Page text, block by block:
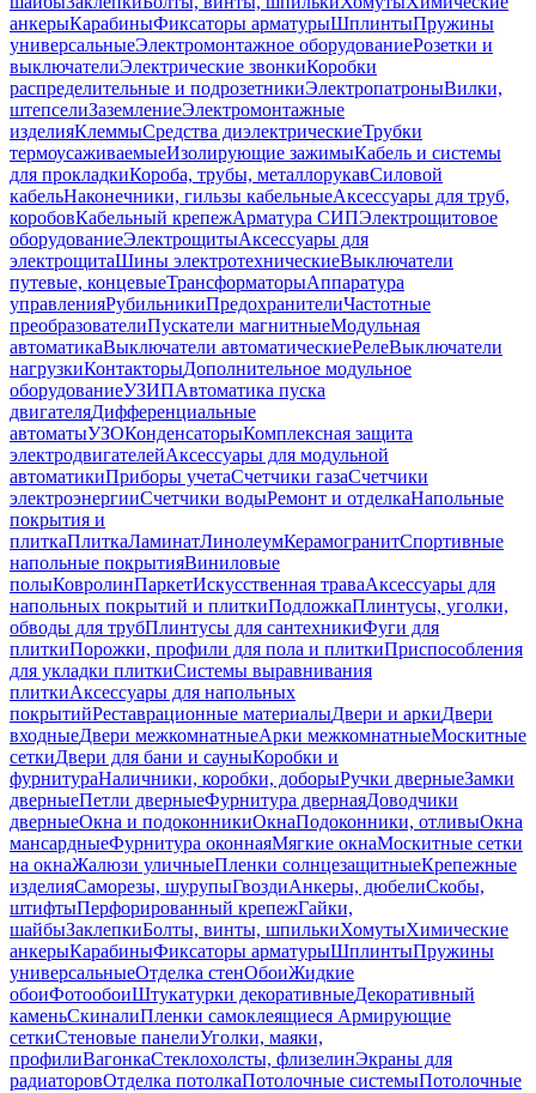
анкерыКарабиныФиксаторы арматурыШплинтыПружины
универсальныеЭлектромонтажное оборудованиеРозетки и
выключателиЭлектрические звонкиКоробки
распределительные и подрозетникиЭлектропатроныВилки,
штепселиЗаземлениеЭлектромонтажные
изделияКлеммыСредства диэлектрическиеТрубки
термоусаживаемыеИзолирующие зажимыКабель и системы
для прокладкиКороба, трубы, металлорукавСиловой
кабельНаконечники, гильзы кабельныеАксессуары для труб,
коробовКабельный крепежАрматура СИПЭлектрощитовое
оборудованиеЭлектрощитыАксессуары для
электрощитаШины электротехническиеВыключатели
путевые, концевыеТрансформаторыАппаратура
управленияРубильникиПредохранителиЧастотные
преобразователиПускатели магнитныеМодульная
автоматикаВыключатели автоматическиеРелеВыключатели
нагрузкиКонтакторыДополнительное модульное
оборудованиеУЗИПАвтоматика пуска
двигателяДифференциальные
автоматыУЗОКонденсаторыКомплексная защита
электродвигателейАксессуары для модульной
автоматикиПриборы учетаСчетчики газаСчетчики
электроэнергииСчетчики водыРемонт и отделкаНапольные
покрытия и
плиткаПлиткаЛаминатЛинолеумКерамогранитСпортивные
напольные покрытияВиниловые
полыКовролинПаркетИскусственная траваАксессуары для
напольных покрытий и плиткиПодложкаПлинтусы, уголки,
обводы для трубПлинтусы для сантехникиФуги для
плиткиПорожки, профили для пола и плиткиПриспособления
для укладки плиткиСистемы выравнивания
плиткиАксессуары для напольных
покрытийРеставрационные материалыДвери и аркиДвери
входныеДвери межкомнатныеАрки межкомнатныеМоскитные
сеткиДвери для бани и сауныКоробки и
фурнитураНаличники, коробки, доборыРучки дверныеЗамки
дверныеПетли дверныеФурнитура двернаяДоводчики
дверныеОкна и подоконникиОкнаПодоконники, отливыОкна
мансардныеФурнитура оконнаяМягкие окнаМоскитные сетки
на окнаЖалюзи уличныеПленки солнцезащитныеКрепежные
изделияСаморезы, шурупыГвоздиАнкеры, дюбелиСкобы,
штифтыПерфорированный крепежГайки,
шайбыЗаклепкиБолты, винты, шпилькиХомутыХимические
анкерыКарабиныФиксаторы арматурыШплинтыПружины
универсальныеОтделка стенОбоиЖидкие
обоиФотообоиШтукатурки декоративныеДекоративный
каменьСкиналиПленки самоклеящиеся Армирующие
сеткиСтеновые панелиУголки, маяки,
профилиВагонкаСтеклохолсты, флизелинЭкраны для
радиаторовОтделка потолкаПотолочные системыПотолочные